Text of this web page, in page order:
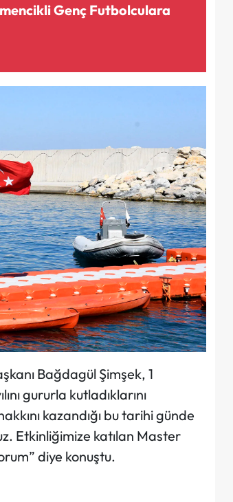
Genç Futbolculara
Bağdagül Şimşek, 1
gururla kutladıklarını
kazandığı bu tarihi günde
Etkinliğimize katılan Master
diye konuştu.